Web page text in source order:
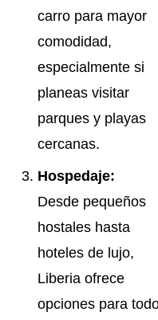
carro para mayor
comodidad,
especialmente si
planeas visitar
parques y playas
cercanas.
Hospedaje:
Desde pequeños
hostales hasta
hoteles de lujo,
Liberia ofrece
opciones para